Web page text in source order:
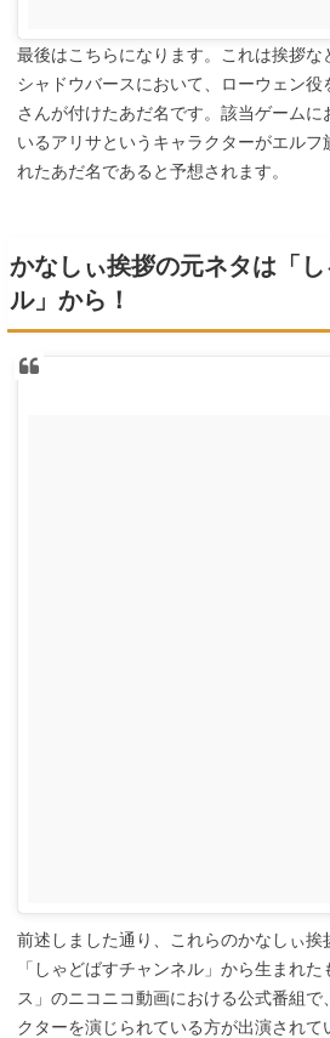
最後はこちらになります。これは挨拶な
シャドウバースにおいて、ローウェン
さんが付けたあだ名です。該当ゲームに
いるアリサというキャラクターがエルフ
れたあだ名であると予想されます。
かなしぃ挨拶の元ネタは「
ル」から！
前述しました通り、これらのかなしぃ挨
「しゃどばすチャンネル」から生まれ
ス」のニコニコ動画における公式番組で
クターを演じられている方が出演されて